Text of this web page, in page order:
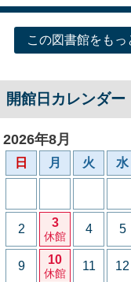
この図書館をもっ
開館日カレンダー
2026年8月
日 月 火 水
2 3
休館
4 5
9 10
休館
11 12